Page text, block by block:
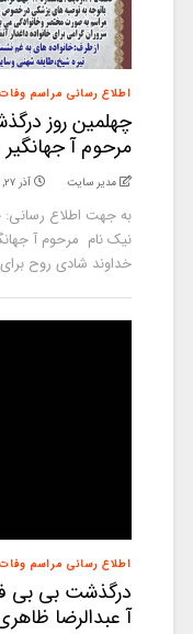
اطلاع رسانی مراسم وفات
چهلمین روز
مرحوم آ
مدیر سایت آذر ۲۷, ۱۳۹۹
به جهت اطلاع رسانی:
نیک نام مرحوم آ
خداوند شادی روح
اطلاع رسانی مراسم وفات
درگذشت بی بی
آ عبدالرضا